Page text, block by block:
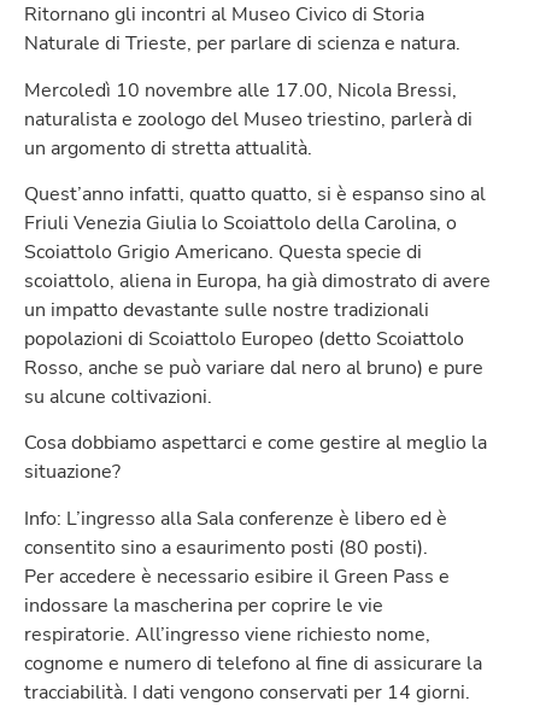
Ritornano gli incontri al Museo Civico di Storia
Naturale di Trieste, per parlare di scienza e natura.
Mercoledì 10 novembre alle 17.00, Nicola Bressi,
naturalista e zoologo del Museo triestino, parlerà di
un argomento di stretta attualità.
Quest’anno infatti, quatto quatto, si è espanso sino al
Friuli Venezia Giulia lo Scoiattolo della Carolina, o
Scoiattolo Grigio Americano. Questa specie di
scoiattolo, aliena in Europa, ha già dimostrato di avere
un impatto devastante sulle nostre tradizionali
popolazioni di Scoiattolo Europeo (detto Scoiattolo
Rosso, anche se può variare dal nero al bruno) e pure
su alcune coltivazioni.
Cosa dobbiamo aspettarci e come gestire al meglio la
situazione?
Info: L’ingresso alla Sala conferenze è libero ed è
consentito sino a esaurimento posti (80 posti).
Per accedere è necessario esibire il Green Pass e
indossare la mascherina per coprire le vie
respiratorie. All’ingresso viene richiesto nome,
cognome e numero di telefono al fine di assicurare la
tracciabilità. I dati vengono conservati per 14 giorni.